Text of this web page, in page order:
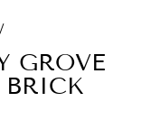
/
GROVE
BRICK